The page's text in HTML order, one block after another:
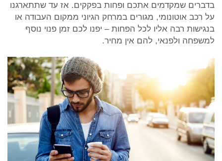
בדברים שמקדמים אתכם ופחות בפקקים. אז עד שתתארגנו
על רכב אוטונומי, מגורים במרחק הגיוני ממקום העבודה או
בנגישות רבה אליו לכל הפחות – יפנו לכם זמן פנוי נוסף
למשפחה ולפנאי, להם אין מחיר.